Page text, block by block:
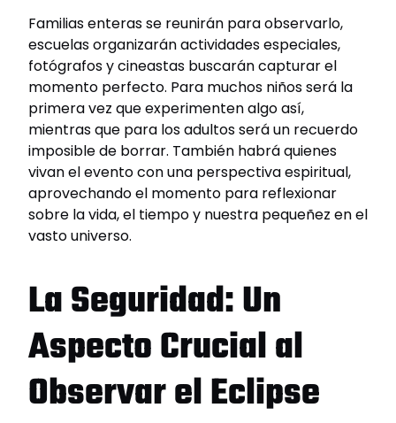
Familias enteras se reunirán para observarlo,
escuelas organizarán actividades especiales,
fotógrafos y cineastas buscarán capturar el
momento perfecto. Para muchos niños será la
primera vez que experimenten algo así,
mientras que para los adultos será un recuerdo
imposible de borrar. También habrá quienes
vivan el evento con una perspectiva espiritual,
aprovechando el momento para reflexionar
sobre la vida, el tiempo y nuestra pequeñez en el
vasto universo.
La Seguridad: Un
Aspecto Crucial al
Observar el Eclipse